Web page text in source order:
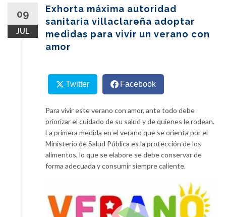
09
JUL
Exhorta máxima autoridad
sanitaria villaclareña adoptar
medidas para vivir un verano con
amor
Twitter Facebook
Para vivir este verano con amor, ante todo debe
priorizar el cuidado de su salud y de quienes le rodean.
La primera medida en el verano que se orienta por el
Ministerio de Salud Pública es la protección de los
alimentos, lo que se elabore se debe conservar de
forma adecuada y consumir siempre caliente.